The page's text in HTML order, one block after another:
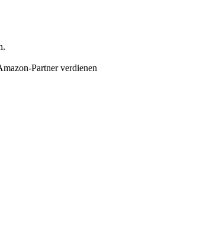
Partner verdienen